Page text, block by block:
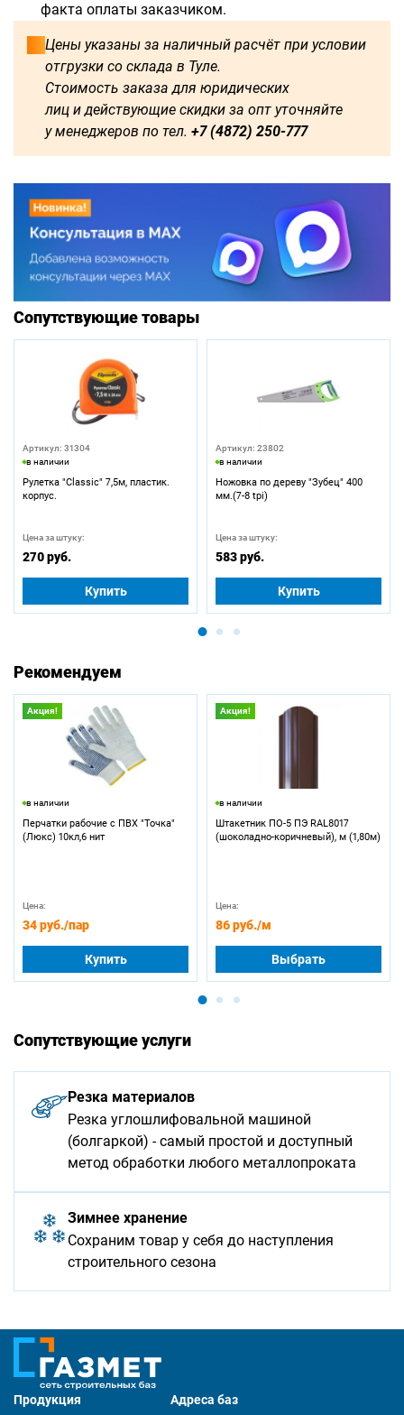
факта оплаты заказчиком.
Цены указаны за наличный расчёт при условии
отгрузки со склада в Туле.
Стоимость заказа для юридических
лиц и действующие скидки за опт уточняйте
у менеджеров по тел. +7 (4872) 250-777
Сопутствующие товары
Артикул: 31304
в наличии
Рулетка "Classic" 7,5м, пластик.
корпус.
Цена за штуку:
270 руб.
Купить
Артикул: 23802
в наличии
Ножовка по дереву "Зубец" 400
мм.(7-8 tpi)
Цена за штуку:
583 руб.
Купить
Рекомендуем
Акция!
в наличии
Перчатки рабочие с ПВХ "Точка"
(Люкс) 10кл,6 нит
Цена:
34 руб./пар
Купить
Акция!
в наличии
Штакетник ПО-5 ПЭ RAL8017
(шоколадно-коричневый), м (1,80м)
Цена:
86 руб./м
Выбрать
Сопутствующие услуги
Резка материалов
Резка углошлифовальной машиной
(болгаркой) - самый простой и доступный
метод обработки любого металлопроката
Зимнее хранение
Сохраним товар у себя до наступления
строительного сезона
Продукция Адреса баз